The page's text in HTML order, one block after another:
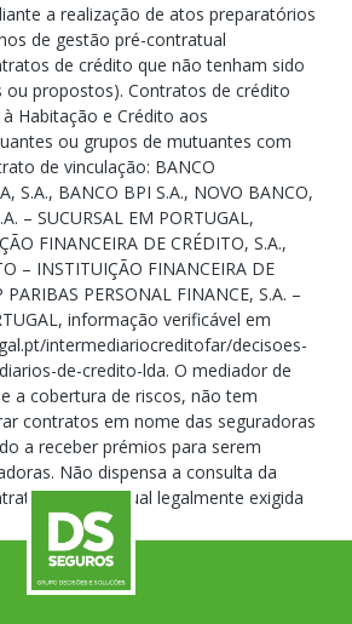
a realização de atos preparatórios
de gestão pré-contratual
de crédito que não tenham sido
ou propostos). Contratos de crédito
Habitação e Crédito aos
ou grupos de mutuantes com
de vinculação: BANCO
S.A., BANCO BPI S.A., NOVO BANCO,
– SUCURSAL EM PORTUGAL,
FINANCEIRA DE CRÉDITO, S.A.,
– INSTITUIÇÃO FINANCEIRA DE
PERSONAL FINANCE, S.A. –
informação verificável em
intermediariocreditofar/decisoes-
de-credito-lda. O mediador de
a cobertura de riscos, não tem
contratos em nome das seguradoras
a receber prémios para serem
Não dispensa a consulta da
e contratual legalmente exigida